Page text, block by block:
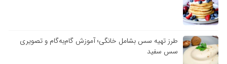
طرز تهیه سس بشامل خانگی؛ آموزش گام‌به‌گام و تصویری
سس سفید